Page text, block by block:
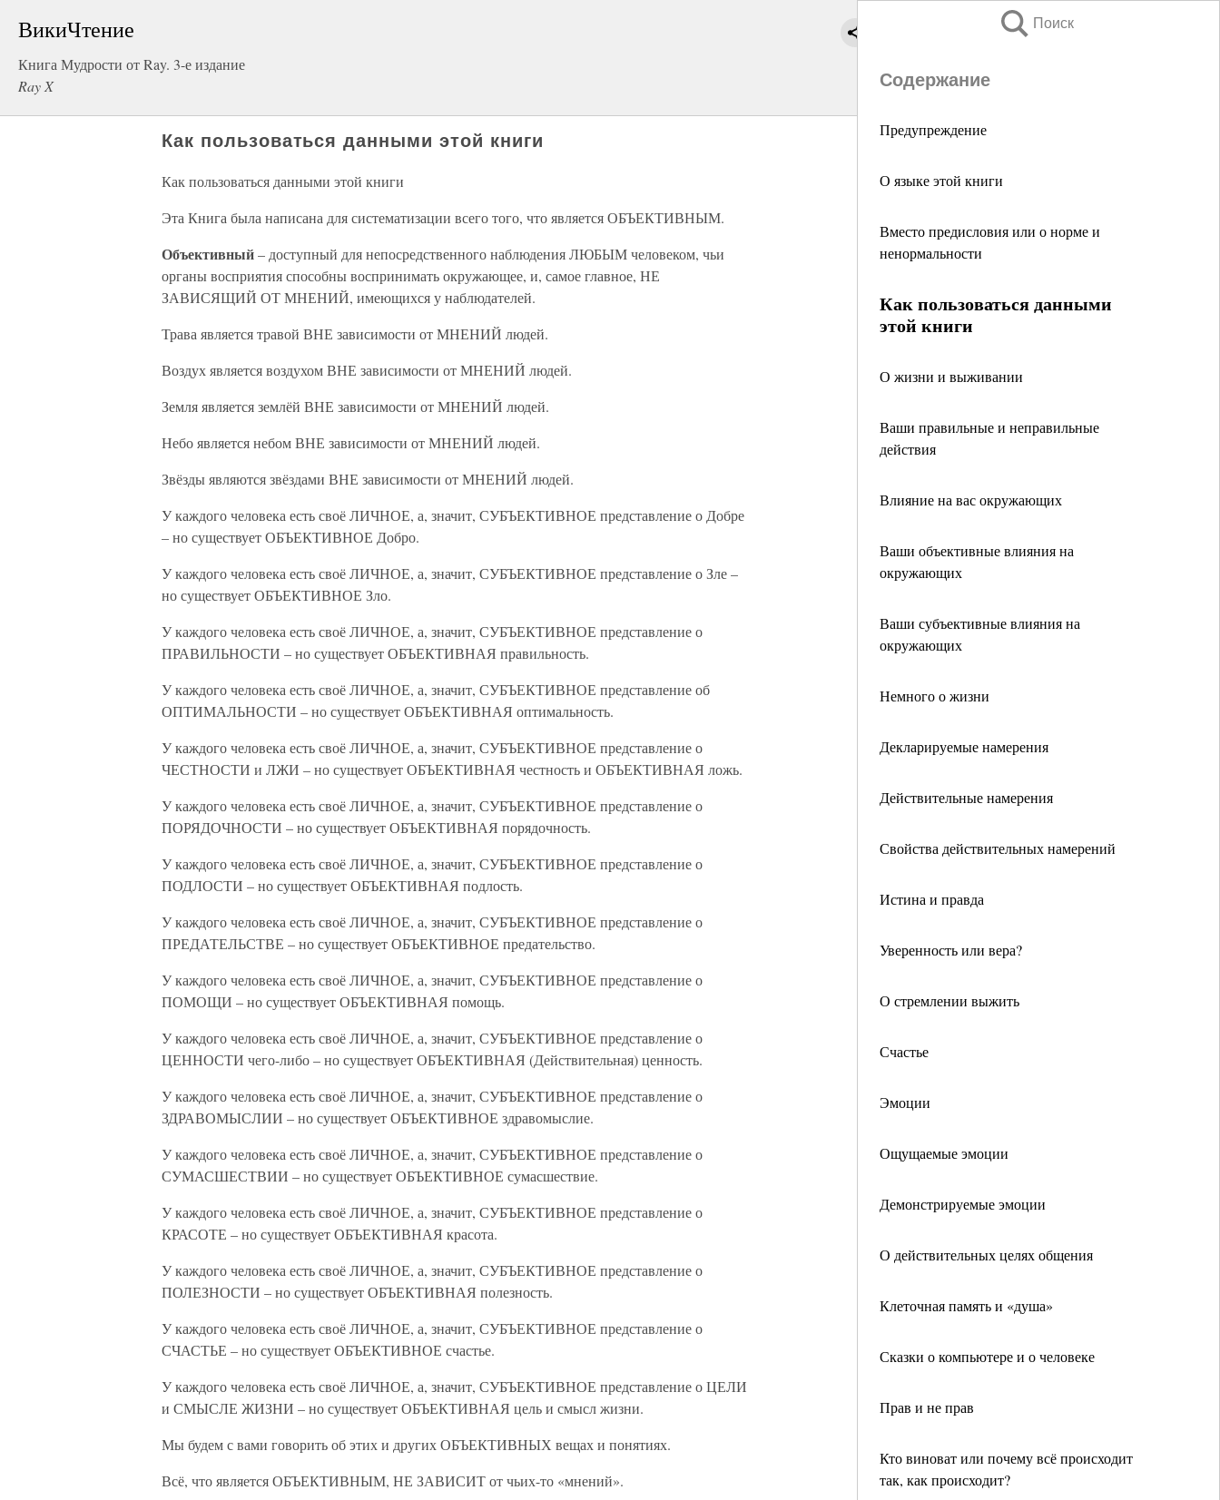
ВикиЧтение
Книга Мудрости от Ray. 3-е издание
Ray X
Поиск
Содержание
Предупреждение
О языке этой книги
Вместо предисловия или о норме и
ненормальности
Как пользоваться данными
этой книги
О жизни и выживании
Ваши правильные и неправильные
действия
Влияние на вас окружающих
Ваши объективные влияния на
окружающих
Ваши субъективные влияния на
окружающих
Немного о жизни
Декларируемые намерения
Действительные намерения
Свойства действительных намерений
Истина и правда
Уверенность или вера?
О стремлении выжить
Счастье
Эмоции
Ощущаемые эмоции
Демонстрируемые эмоции
О действительных целях общения
Клеточная память и «душа»
Сказки о компьютере и о человеке
Прав и не прав
Кто виноват или почему всё происходит
так, как происходит?
Как пользоваться данными этой книги
Как пользоваться данными этой книги
Эта Книга была написана для систематизации всего того, что является ОБЪЕКТИВНЫМ.
Объективный– доступный для непосредственного наблюдения ЛЮБЫМ человеком, чьи
органы восприятия способны воспринимать окружающее, и, самое главное, НЕ
ЗАВИСЯЩИЙ ОТ МНЕНИЙ, имеющихся у наблюдателей.
Трава является травой ВНЕ зависимости от МНЕНИЙ людей.
Воздух является воздухом ВНЕ зависимости от МНЕНИЙ людей.
Земля является землёй ВНЕ зависимости от МНЕНИЙ людей.
Небо является небом ВНЕ зависимости от МНЕНИЙ людей.
Звёзды являются звёздами ВНЕ зависимости от МНЕНИЙ людей.
У каждого человека есть своё ЛИЧНОЕ, а, значит, СУБЪЕКТИВНОЕ представление о Добре
– но существует ОБЪЕКТИВНОЕ Добро.
У каждого человека есть своё ЛИЧНОЕ, а, значит, СУБЪЕКТИВНОЕ представление о Зле –
но существует ОБЪЕКТИВНОЕ Зло.
У каждого человека есть своё ЛИЧНОЕ, а, значит, СУБЪЕКТИВНОЕ представление о
ПРАВИЛЬНОСТИ – но существует ОБЪЕКТИВНАЯ правильность.
У каждого человека есть своё ЛИЧНОЕ, а, значит, СУБЪЕКТИВНОЕ представление об
ОПТИМАЛЬНОСТИ – но существует ОБЪЕКТИВНАЯ оптимальность.
У каждого человека есть своё ЛИЧНОЕ, а, значит, СУБЪЕКТИВНОЕ представление о
ЧЕСТНОСТИ и ЛЖИ – но существует ОБЪЕКТИВНАЯ честность и ОБЪЕКТИВНАЯ ложь.
У каждого человека есть своё ЛИЧНОЕ, а, значит, СУБЪЕКТИВНОЕ представление о
ПОРЯДОЧНОСТИ – но существует ОБЪЕКТИВНАЯ порядочность.
У каждого человека есть своё ЛИЧНОЕ, а, значит, СУБЪЕКТИВНОЕ представление о
ПОДЛОСТИ – но существует ОБЪЕКТИВНАЯ подлость.
У каждого человека есть своё ЛИЧНОЕ, а, значит, СУБЪЕКТИВНОЕ представление о
ПРЕДАТЕЛЬСТВЕ – но существует ОБЪЕКТИВНОЕ предательство.
У каждого человека есть своё ЛИЧНОЕ, а, значит, СУБЪЕКТИВНОЕ представление о
ПОМОЩИ – но существует ОБЪЕКТИВНАЯ помощь.
У каждого человека есть своё ЛИЧНОЕ, а, значит, СУБЪЕКТИВНОЕ представление о
ЦЕННОСТИ чего-либо – но существует ОБЪЕКТИВНАЯ (Действительная) ценность.
У каждого человека есть своё ЛИЧНОЕ, а, значит, СУБЪЕКТИВНОЕ представление о
ЗДРАВОМЫСЛИИ – но существует ОБЪЕКТИВНОЕ здравомыслие.
У каждого человека есть своё ЛИЧНОЕ, а, значит, СУБЪЕКТИВНОЕ представление о
СУМАСШЕСТВИИ – но существует ОБЪЕКТИВНОЕ сумасшествие.
У каждого человека есть своё ЛИЧНОЕ, а, значит, СУБЪЕКТИВНОЕ представление о
КРАСОТЕ – но существует ОБЪЕКТИВНАЯ красота.
У каждого человека есть своё ЛИЧНОЕ, а, значит, СУБЪЕКТИВНОЕ представление о
ПОЛЕЗНОСТИ – но существует ОБЪЕКТИВНАЯ полезность.
У каждого человека есть своё ЛИЧНОЕ, а, значит, СУБЪЕКТИВНОЕ представление о
СЧАСТЬЕ – но существует ОБЪЕКТИВНОЕ счастье.
У каждого человека есть своё ЛИЧНОЕ, а, значит, СУБЪЕКТИВНОЕ представление о ЦЕЛИ
и СМЫСЛЕ ЖИЗНИ – но существует ОБЪЕКТИВНАЯ цель и смысл жизни.
Мы будем с вами говорить об этих и других ОБЪЕКТИВНЫХ вещах и понятиях.
Всё, что является ОБЪЕКТИВНЫМ, НЕ ЗАВИСИТ от чьих-то «мнений».